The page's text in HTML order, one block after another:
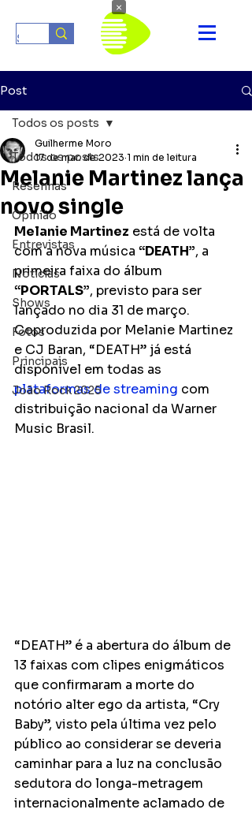
Post
Todos os posts
Resenhas
Opinião
Entrevistas
Notícias
Shows
Fotos
Principais
João Rock 2025
Todos os posts
Melanie Martinez lança
novo single
Guilherme Moro
17 de mar. de 2023 1 min de leitura
Melanie Martinez está de volta
com a nova música “DEATH”, a
primeira faixa do álbum
“PORTALS”, previsto para ser
lançado no dia 31 de março.
Coproduzida por Melanie Martinez
e CJ Baran, “DEATH” já está
disponível em todas as
plataformas de streaming com
distribuição nacional da Warner
Music Brasil.
“DEATH” é a abertura do álbum de
13 faixas com clipes enigmáticos
que confirmaram a morte do
notório alter ego da artista, “Cry
Baby”, visto pela última vez pelo
público ao considerar se deveria
caminhar para a luz na conclusão
sedutora do longa-metragem
internacionalmente aclamado de
×